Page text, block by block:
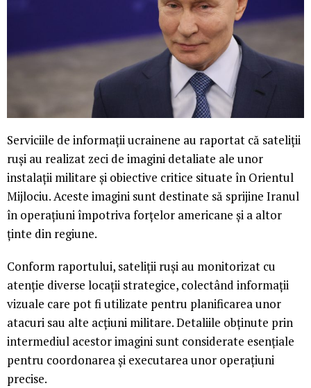
Serviciile de informații ucrainene au raportat că sateliții
ruși au realizat zeci de imagini detaliate ale unor
instalații militare și obiective critice situate în Orientul
Mijlociu. Aceste imagini sunt destinate să sprijine Iranul
în operațiuni împotriva forțelor americane și a altor
ținte din regiune.
Conform raportului, sateliții ruși au monitorizat cu
atenție diverse locații strategice, colectând informații
vizuale care pot fi utilizate pentru planificarea unor
atacuri sau alte acțiuni militare. Detaliile obținute prin
intermediul acestor imagini sunt considerate esențiale
pentru coordonarea și executarea unor operațiuni
precise.